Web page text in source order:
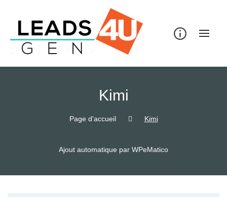
Kimi
Page d'accueil Kimi
Ajout automatique par WPeMatico